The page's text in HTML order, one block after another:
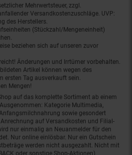
Mehrwertsteuer, zzgl.
Versandkostenzuschläge. UVP:
des Herstellers.
(Stückzahl/Mengeneinheit)
beziehen sich auf unseren zuvor
Änderungen und Irrtümer vorbehalten.
Artikel können wegen des
ersten Tag ausverkauft sein.
Mengen!
auf das komplette Sortiment ab einem
Kategorie Multimedia,
sowie gesondert
auf Versandkosten und Filial-
nur einmalig an Neuanmelder für den
Nur online einlösbar. Nur ein Gutschein
werden nicht ausgezahlt. Nicht mit
oder sonstige Shop-Aktionen)